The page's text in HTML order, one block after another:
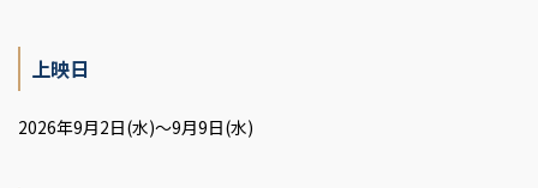
上映日
2026年9月2日(水)～9月9日(水)